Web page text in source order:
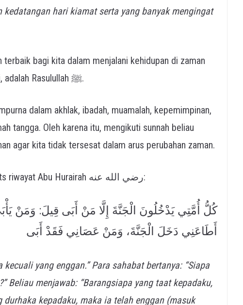
kedatangan hari kiamat serta yang banyak mengingat
bagi kita dalam menjalani kehidupan di zaman
apapun, termasuk di era modern ini, adalah Rasulullah ﷺ.
dalam akhlak, ibadah, muamalah, kepemimpinan,
tangga. Oleh karena itu, mengikuti sunnah beliau
agar kita tidak tersesat dalam arus perubahan zaman.
Rasulullah ﷺ bersabda dalam hadits riwayat Abu Hurairah رضي الله عنه:
كُلُّ أُمَّتِي يَدْخُلُونَ الْجَنَّةَ إِلَّا مَنْ أَبَى قِيلَ: وَمَنْ
أَطَاعَنِي دَخَلَ الْجَنَّةَ، وَمَنْ عَصَانِي فَقَدْ أَبَى
kecuali yang enggan.” Para sahabat bertanya: “Siapa
Beliau menjawab: “Barangsiapa yang taat kepadaku,
kepadaku, maka ia telah enggan (masuk